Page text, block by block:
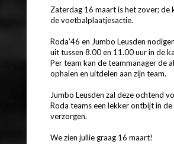
Zaterdag 16 maart is het zover; de
de voetbalplaatjesactie.
Roda’46 en Jumbo Leusden
uit tussen 8.00 en 11.00 uur in de
Per team kan de teammanager de
ophalen en uitdelen aan zijn team.
Jumbo Leusden zal deze ochtend
Roda teams een lekker ontbijt in
verzorgen.
We zien jullie graag 16 maart!